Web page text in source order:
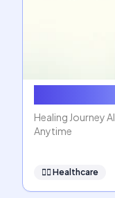
Healing Journey
Anytime
👩‍⚕️ Healthcare